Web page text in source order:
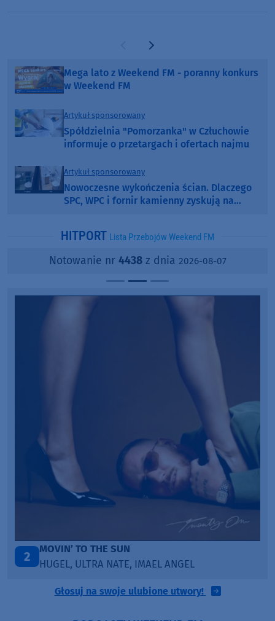
Poprzednia strona
Następna strona
Mega lato z Weekend FM - poranny konkurs
w Weekend FM
Artykuł sponsorowany
Spółdzielnia "Pomorzanka" w Człuchowie
informuje o przetargach i ofertach najmu
Artykuł sponsorowany
Nowoczesne wykończenia ścian. Dlaczego
SPC, WPC i fornir kamienny zyskują na
HITPORT Lista Przebojów Weekend FM
Notowanie nr 4438z dnia 2026-08-07
3
LEGENDARY LOVERS (SAVE ME)
KATY PERRY & CHIEF KEEF
Głosuj na swoje ulubione utwory!